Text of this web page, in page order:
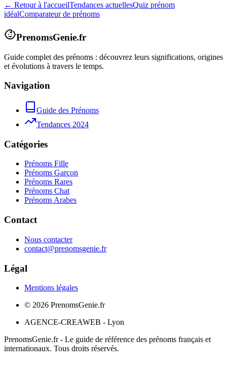
← Retour à l'accueilTendances actuellesQuiz prénom
idéalComparateur de prénoms
PrenomsGenie.fr
Guide complet des prénoms : découvrez leurs significations, origines
et évolutions à travers le temps.
Navigation
Guide des Prénoms
Tendances 2024
Catégories
Prénoms Fille
Prénoms Garçon
Prénoms Rares
Prénoms Chat
Prénoms Arabes
Contact
Nous contacter
contact@prenomsgenie.fr
Légal
Mentions légales
© 2026 PrenomsGenie.fr
AGENCE-CREAWEB - Lyon
PrenomsGenie.fr - Le guide de référence des prénoms français et
internationaux. Tous droits réservés.